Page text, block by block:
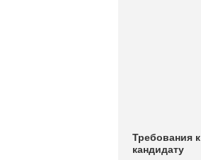
Требования к
кандидату